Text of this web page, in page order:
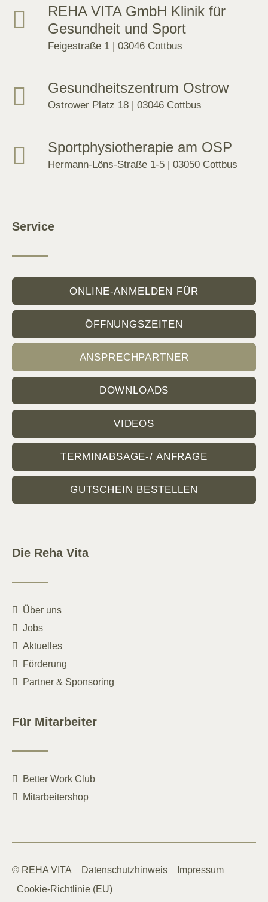
Die Reha Vita
Über uns
Jobs
Aktuelles
Förderung
Partner & Sponsoring
Für Mitarbeiter
Better Work Club
Mitarbeitershop
Service
ONLINE-ANMELDEN FÜR
ÖFFNUNGSZEITEN
ANSPRECHPARTNER
DOWNLOADS
VIDEOS
TERMINABSAGE-/ ANFRAGE
GUTSCHEIN BESTELLEN
REHA VITA GmbH Klinik für
Gesundheit und Sport
Feigestraße 1 | 03046 Cottbus
Gesundheitszentrum Ostrow
Ostrower Platz 18 | 03046 Cottbus
Sportphysiotherapie am OSP
Hermann-Löns-Straße 1-5 | 03050 Cottbus
© REHA VITA Datenschutzhinweis
Impressum
Cookie-Richtlinie (EU)